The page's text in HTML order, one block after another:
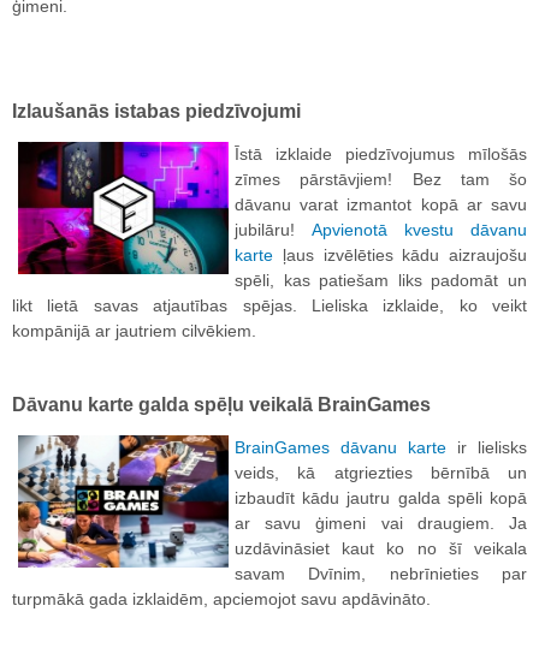
ģimeni.
Izlaušanās istabas piedzīvojumi
Īstā izklaide piedzīvojumus mīlošās
zīmes pārstāvjiem! Bez tam šo
dāvanu varat izmantot kopā ar savu
jubilāru! Apvienotā kvestu dāvanu
karte ļaus izvēlēties kādu aizraujošu
spēli, kas patiešam liks padomāt un
likt lietā savas atjautības spējas. Lieliska izklaide, ko veikt
kompānijā ar jautriem cilvēkiem.
Dāvanu karte galda spēļu veikalā BrainGames
BrainGames dāvanu karte ir lielisks
veids, kā atgriezties bērnībā un
izbaudīt kādu jautru galda spēli kopā
ar savu ģimeni vai draugiem. Ja
uzdāvināsiet kaut ko no šī veikala
savam Dvīnim, nebrīnieties par
turpmākā gada izklaidēm, apciemojot savu apdāvināto.